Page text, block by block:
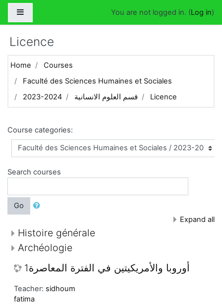
Skip to main content
You are not logged in. (Log in)
Licence
Home
Courses
Faculté des Sciences Humaines et Sociales
2023-2024
قسم العلوم الانسانية Licence
Course categories:
Search courses
Go
Expand all
Histoire générale
Archéologie
أوروبا والأمريكيتين في الفترة المعاصرة1
Teacher: sidhoum
fatima